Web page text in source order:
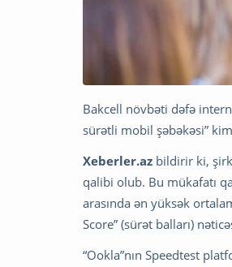
Bakcell növbəti dəfə
sürətli mobil şəbəkəsi”
Xeberler.az bildirir ki,
qalibi olub. Bu mükafatı
arasında ən yüksək
Score” (sürət balları)
“Ookla”nın Speedtest